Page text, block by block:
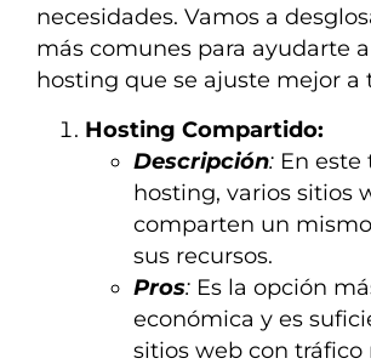
necesidades. Vamos a
más comunes para ayudarte
hosting que se ajuste mejor a
Hosting Compartido:
Descripción: En este
hosting, varios sitios
comparten un
sus recursos.
Pros: Es la opción
económica y es
sitios web con tráfico